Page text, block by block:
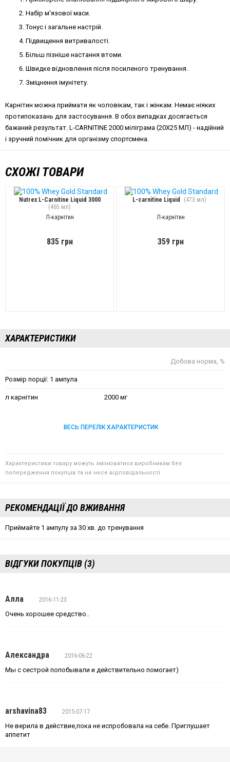
Набір м'язової маси.
Тонус і загальне настрій.
Підвищення витривалості.
Більш пізніше настання втоми.
Швидке відновлення після посиленого тренування.
Зміцнення імунітету.
Карнітин можна приймати як чоловікам, так і жінкам. Немає ніяких
протипоказань для застосування. В обох випадках досягається
бажаний результат. L-CARNITINE 2000 міліграма (20Х25 МЛ) - надійний
і зручний помічник для організму спортсмена.
СХОЖІ ТОВАРИ
Nutrex L-Carnitine Liquid 3000
(465 мл)
Л-карнітин
835 грн
L-carnitine Liquid (473 мл)
Л-карнітин
359 грн
ХАРАКТЕРИСТИКИ
Добова норма, %
Розмір порції: 1 ампула
л карнітин 2000 мг
ВЕСЬ ПЕРЕЛІК ХАРАКТЕРИСТИК
Характеристики товару можуть змінюватися виробникам без
попередження покупців та не несе відповідальності
РЕКОМЕНДАЦІЇ ДО ВЖИВАННЯ
Приймайте 1 ампулу за 30 хв. до тренування
ВІДГУКИ ПОКУПЦІВ (3)
Алла
2016-11-23
Очень хорошее средство..
Александра
2016-06-22
Мы с сестрой попобывали и действительно помогает)
arshavina83
2015-07-17
Не верила в действие,пока не испробовала на себе. Приглушает
аппетит